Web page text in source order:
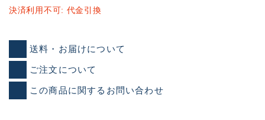
決済利用不可: 代金引換
送料・お届けについて
ご注文について
この商品に関するお問い合わせ